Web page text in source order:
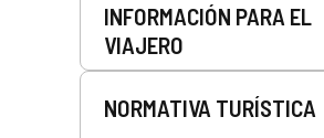
INFORMACIÓN PARA EL
VIAJERO
NORMATIVA TURÍSTICA